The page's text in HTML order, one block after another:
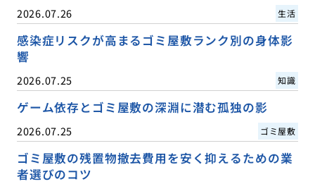
2026.07.26 生活
感染症リスクが高まるゴミ屋敷ランク別の身体影
響
2026.07.25 知識
ゲーム依存とゴミ屋敷の深淵に潜む孤独の影
2026.07.25 ゴミ屋敷
ゴミ屋敷の残置物撤去費用を安く抑えるための業
者選びのコツ